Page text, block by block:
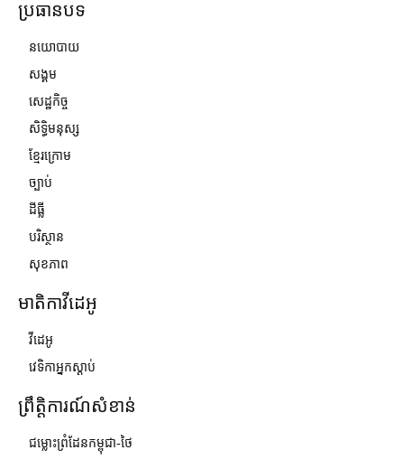
ប្រធានបទ
នយោបាយ
សង្គម
សេដ្ឋកិច្ច
សិទ្ធិមនុស្ស
ខ្មែរក្រោម
ច្បាប់
ដីធ្លី
បរិស្ថាន
សុខភាព
មាតិកាវីដេអូ
វីដេអូ
វេទិកាអ្នកស្ដាប់
ព្រឹត្តិការណ៍សំខាន់
ជម្លោះព្រំដែនកម្ពុជា-ថៃ